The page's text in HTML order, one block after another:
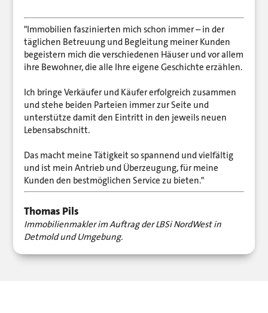
"Immobilien faszinierten mich schon immer – in der
täglichen Betreuung und Begleitung meiner Kunden
begeistern mich die verschiedenen Häuser und vor allem
ihre Bewohner, die alle Ihre eigene Geschichte erzählen.
Ich bringe Verkäufer und Käufer erfolgreich zusammen
und stehe beiden Parteien immer zur Seite und
unterstütze damit den Eintritt in den jeweils neuen
Lebensabschnitt.
Das macht meine Tätigkeit so spannend und vielfältig
und ist mein Antrieb und Überzeugung, für meine
Kunden den bestmöglichen Service zu bieten."
Thomas Pils
Immobilienmakler im Auftrag der LBSi NordWest in
Detmold und Umgebung.